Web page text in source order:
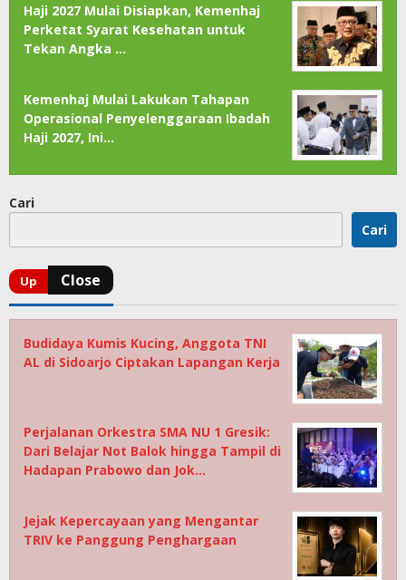
Haji 2027 Mulai Disiapkan, Kemenhaj
Perketat Syarat Kesehatan untuk
Tekan Angka …
Kemenhaj Mulai Lakukan Tahapan
Operasional Penyelenggaraan Ibadah
Haji 2027, Ini…
Cari
Cari
Budidaya Kumis Kucing, Anggota TNI
AL di Sidoarjo Ciptakan Lapangan Kerja
Perjalanan Orkestra SMA NU 1 Gresik:
Dari Belajar Not Balok hingga Tampil di
Hadapan Prabowo dan Jok…
Jejak Kepercayaan yang Mengantar
TRIV ke Panggung Penghargaan